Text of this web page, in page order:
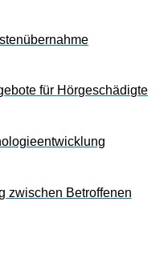
für Hörgeschädigte
zwischen Betroffenen